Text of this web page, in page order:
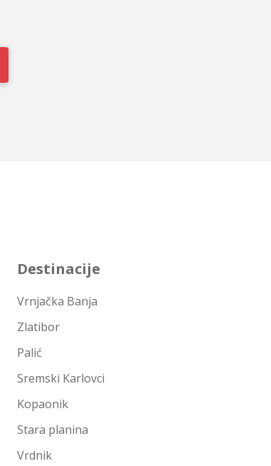
Destinacije
Vrnjačka Banja
Zlatibor
Palić
Sremski Karlovci
Kopaonik
Stara planina
Vrdnik